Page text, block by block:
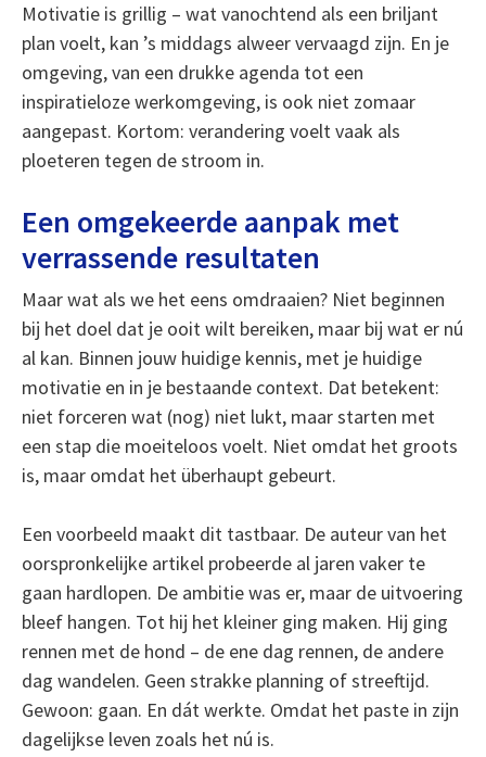
Motivatie is grillig – wat vanochtend als een briljant
plan voelt, kan ’s middags alweer vervaagd zijn. En je
omgeving, van een drukke agenda tot een
inspiratieloze werkomgeving, is ook niet zomaar
aangepast. Kortom: verandering voelt vaak als
ploeteren tegen de stroom in.
Een omgekeerde aanpak met
verrassende resultaten
Maar wat als we het eens omdraaien? Niet beginnen
bij het doel dat je ooit wilt bereiken, maar bij wat er nú
al kan. Binnen jouw huidige kennis, met je huidige
motivatie en in je bestaande context. Dat betekent:
niet forceren wat (nog) niet lukt, maar starten met
een stap die moeiteloos voelt. Niet omdat het groots
is, maar omdat het überhaupt gebeurt.
Een voorbeeld maakt dit tastbaar. De auteur van het
oorspronkelijke artikel probeerde al jaren vaker te
gaan hardlopen. De ambitie was er, maar de uitvoering
bleef hangen. Tot hij het kleiner ging maken. Hij ging
rennen met de hond – de ene dag rennen, de andere
dag wandelen. Geen strakke planning of streeftijd.
Gewoon: gaan. En dát werkte. Omdat het paste in zijn
dagelijkse leven zoals het nú is.